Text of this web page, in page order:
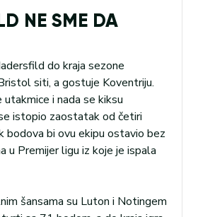
NE SME DA
do kraja sezone
siti, a gostuje Koventriju.
i nada se kiksu
istopio zaostatak od četiri
bodova bi ovu ekipu ostavio bez
u Premijer ligu iz koje je ispala
šansama su Luton i Notingem